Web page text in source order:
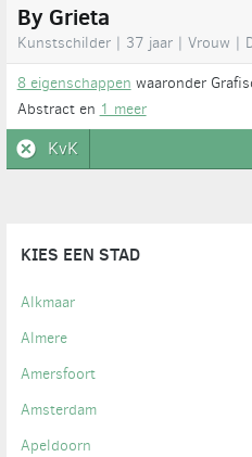
By Grieta
Kunstschilder | 37 jaar | Vrouw |
8 eigenschappen waaronder
Abstract en 1 meer
KvK
KIES EEN STAD
Alkmaar
Almere
Amersfoort
Amsterdam
Apeldoorn